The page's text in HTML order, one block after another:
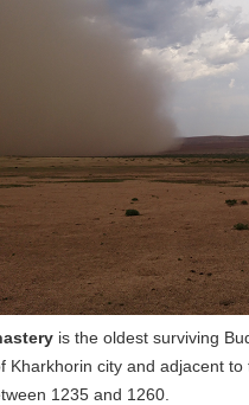
is the oldest surviving
Kharkhorin city and adjacent
1235 and 1260.